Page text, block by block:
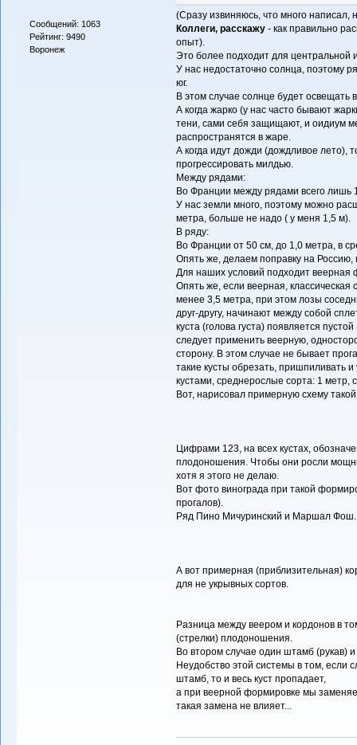
Сообщений: 1063
Рейтинг: 9490
Воронеж
(Сразу извиняюсь, что много написал,
Коллеги, расскажу - как правильно
опыт).
Это более подходит для центральной
У нас недостаточно солнца, поэтому
юг.
В этом случае солнце будет освещать
А когда жарко (у нас часто бывают
тени, сами себя защищают, и оидиум
распространятся в жаре.
А когда идут дожди (дождливое лето),
прогрессировать милдью.
Между рядами:
Во Франции между рядами всего лишь
У нас земли много, поэтому можно
метра, больше не надо ( у меня 1,5 м).
В ряду:
Во Франции от 50 см, до 1,0 метра, в
Опять же, делаем поправку на Россию,
Для наших условий подходит веерная
Опять же, если веерная, классическая
менее 3,5 метра, при этом лозы
друг-другу, начинают между собой
куста (голова густа) появляется
следует применить веерную,
сторону. В этом случае не бывает
такие кусты обрезать, пришпиливать
кустами, среднерослые сорта: 1 метр,
Вот, нарисовал примерную схему
Цифрами 123, на всех кустах,
плодоношения. Чтобы они росли
хотя я этого не делаю.
Вот фото винограда при такой
прогалов).
Ряд Пино Мичуринский и Маршал Фош.
А вот примерная (приблизительная)
для не укрывных сортов.
Разница между веером и кордонов в
(стрелки) плодоношения.
Во втором случае один штамб (рукав)
Неудобство этой системы в том, если
штамб, то и весь куст пропадает,
а при веерной формировке мы
такая замена не влияет...